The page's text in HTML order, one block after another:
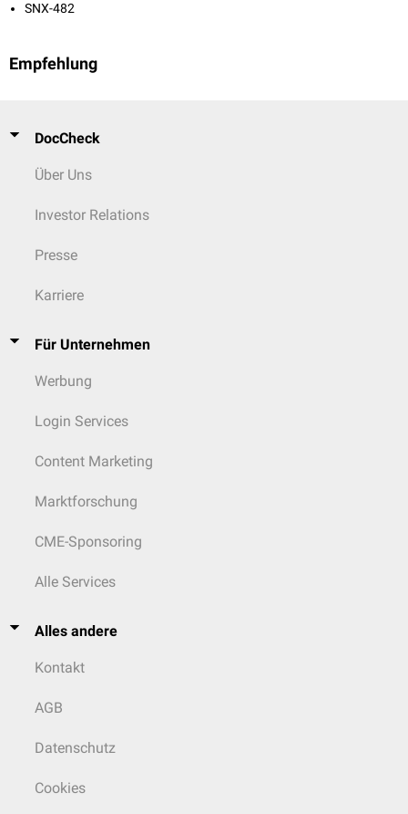
SNX-482
Empfehlung
DocCheck
Über Uns
Investor Relations
Presse
Karriere
Für Unternehmen
Werbung
Login Services
Content Marketing
Marktforschung
CME-Sponsoring
Alle Services
Alles andere
Kontakt
AGB
Datenschutz
Cookies